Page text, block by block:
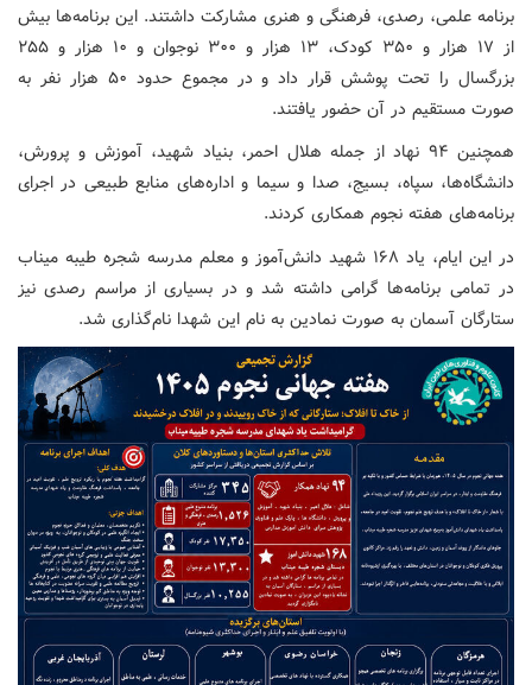
برنامه علمی، رصدی، فرهنگی و هنری مشارکت داشتند. این برنامه‌ها بیش
از ۱۷ هزار و ۳۵۰ کودک، ۱۳ هزار و ۳۰۰ نوجوان و ۱۰ هزار و ۲۵۵
بزرگسال را تحت پوشش قرار داد و در مجموع حدود ۵۰ هزار نفر به
صورت مستقیم در آن حضور یافتند.
همچنین ۹۴ نهاد از جمله هلال احمر، بنیاد شهید، آموزش و پرورش،
دانشگاه‌ها، سپاه، بسیج، صدا و سیما و اداره‌های منابع طبیعی در اجرای
برنامه‌های هفته نجوم همکاری کردند.
در این ایام، یاد ۱۶۸ شهید دانش‌آموز و معلم مدرسه شجره طیبه میناب
در تمامی برنامه‌ها گرامی داشته شد و در بسیاری از مراسم رصدی نیز
ستارگان آسمان به صورت نمادین به نام این شهدا نام‌گذاری شد.